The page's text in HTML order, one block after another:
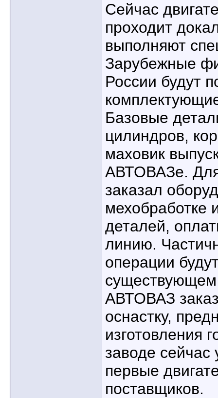
Сейчас
проходит
выполняют
Зарубежные
России будут
Базовые
цилиндров,
маховик
АВТОВАЗе.
заказал
мехобработке
деталей,
линию.
операции
АВТОВАЗ
оснастку,
изготовления
заводе сейчас
первые
поставщиков.